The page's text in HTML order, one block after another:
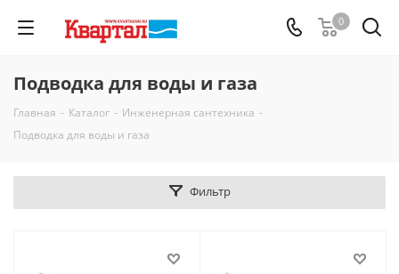
0
Подводка для воды и газа
Главная - Каталог - Инженерная сантехника -
Подводка для воды и газа
Фильтр